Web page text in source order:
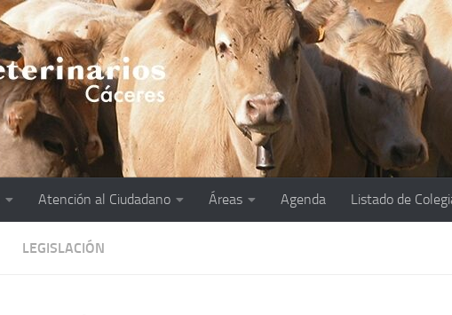
Atención al Ciudadano Áreas Agenda Listado de
LEGISLACIÓN